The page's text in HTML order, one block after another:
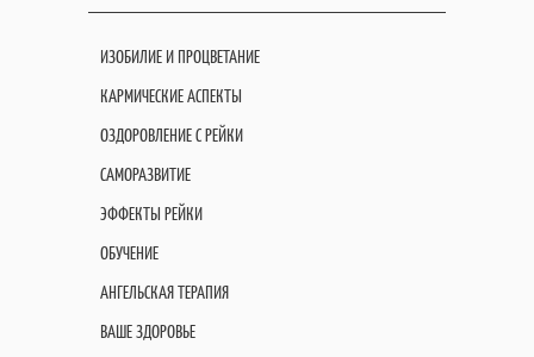
ИЗОБИЛИЕ И ПРОЦВЕТАНИЕ
КАРМИЧЕСКИЕ АСПЕКТЫ
ОЗДОРОВЛЕНИЕ С РЕЙКИ
САМОРАЗВИТИЕ
ЭФФЕКТЫ РЕЙКИ
ОБУЧЕНИЕ
АНГЕЛЬСКАЯ ТЕРАПИЯ
ВАШЕ ЗДОРОВЬЕ